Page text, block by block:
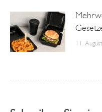
11.